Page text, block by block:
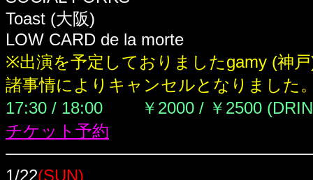
Toast (大阪)
LOW CARD de la morte
※出演を予定しておりましたgamy (神
諸事情によりキャンセルとなりました
17:30 / 18:00 ￥2000 / ￥2500
チケット予約
1/22(SUN)